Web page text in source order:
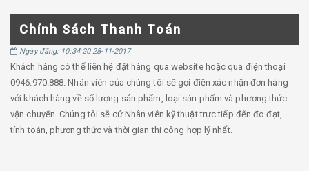
Chính Sách Thanh Toán
Ngày đăng: 10:34:20 28-11-2017
Khách hàng có thể liên hệ đặt hàng qua website hoặc qua điện thoại
0946.970.888. Nhân viên của chúng tôi sẽ gọi điện xác nhận đơn hàng
với khách hàng về số lượng sản phẩm, loại sản phẩm và phương thức
vận chuyển. Chúng tôi sẽ cử Nhân viên kỹ thuật trực tiếp đến đo đạt,
tính toán, phương thức và thời gian thi công hợp lý nhất.